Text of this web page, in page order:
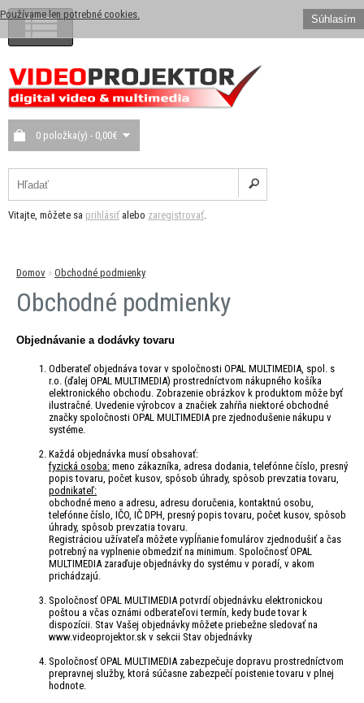
0 položka(y) - 0,00€
Vitajte, môžete sa prihlásiť alebo zaregistrovať.
Súhlasím
Používame len potrebné cookies.
Domov » Obchodné podmienky
Obchodné podmienky
Objednávanie a dodávky tovaru
Odberateľ objednáva tovar v spoločnosti OPAL MULTIMEDIA, spol. s
r.o. (ďalej OPAL MULTIMEDIA) prostredníctvom nákupného košíka
elektronického obchodu. Zobrazenie obrázkov k produktom môže byť
ilustračné. Uvedenie výrobcov a značiek zahŕňa niektoré obchodné
značky spoločnosti OPAL MULTIMEDIA pre zjednodušenie nákupu v
systéme.
Každá objednávka musí obsahovať:
fyzická osoba: meno zákazníka, adresa dodania, telefónne číslo, presný
popis tovaru, počet kusov, spôsob úhrady, spôsob prevzatia tovaru,
podnikateľ:
obchodné meno a adresu, adresu doručenia, kontaktnú osobu,
telefónne číslo, IČO, IČ DPH, presný popis tovaru, počet kusov, spôsob
úhrady, spôsob prevzatia tovaru.
Registráciou užívateľa môžete vypĺňanie fomulárov zjednodušiť a čas
potrebný na vyplnenie obmedziť na minimum. Spoločnosť OPAL
MULTIMEDIA zaraďuje objednávky do systému v poradí, v akom
prichádzajú.
Spoločnosť OPAL MULTIMEDIA potvrdí objednávku elektronickou
poštou a včas oznámi odberateľovi termín, kedy bude tovar k
dispozícii. Stav Vašej objednávky môžete priebežne sledovať na
www.videoprojektor.sk v sekcii Stav objednávky
Spoločnosť OPAL MULTIMEDIA zabezpečuje dopravu prostredníctvom
prepravnej služby, ktorá súčasne zabezpečí poistenie tovaru v plnej
hodnote.